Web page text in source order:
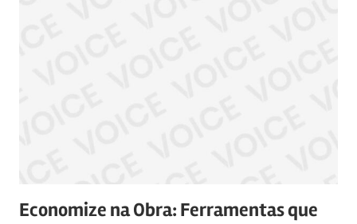
Economize na Obra: Ferramentas que